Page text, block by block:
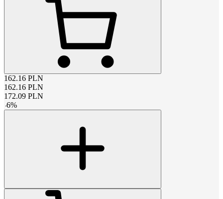
162.16 PLN
162.16 PLN
172.09 PLN
-6%